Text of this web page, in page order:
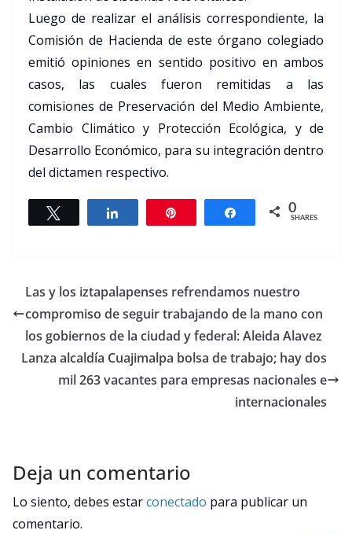
Luego de realizar el análisis correspondiente, la
Comisión de Hacienda de este órgano colegiado
emitió opiniones en sentido positivo en ambos
casos, las cuales fueron remitidas a las
comisiones de Preservación del Medio Ambiente,
Cambio Climático y Protección Ecológica, y de
Desarrollo Económico, para su integración dentro
del dictamen respectivo.
Share 0
SHARES
Las y los iztapalapenses refrendamos nuestro
compromiso de seguir trabajando de la mano con
los gobiernos de la ciudad y federal: Aleida Alavez
Lanza alcaldía Cuajimalpa bolsa de trabajo; hay dos
mil 263 vacantes para empresas nacionales e
internacionales
Deja un comentario
Lo siento, debes estarconectado para publicar un
comentario.